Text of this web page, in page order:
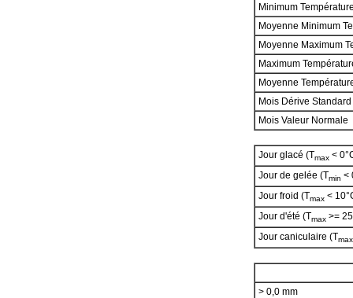
Minimum
Moyenne Minimum
Moyenne Maximum
Maximum
Moyenne
Mois Dérive Standard
Mois Valeur Normale
Jour glacé (Tmax<
Jour de gelée (Tmin <
Jour froid (Tmax<
Jour d'été (Tmax>=
Jour caniculaire (Tmax
> 0,0 mm